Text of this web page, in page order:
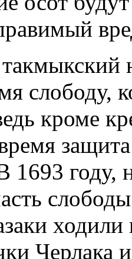
слободу,
кроме
1693 году,
Черлака